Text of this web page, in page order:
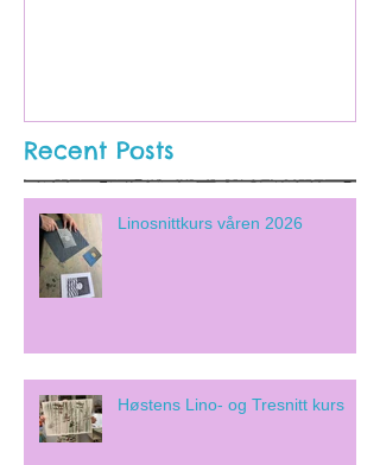
Recent Posts
Linosnittkurs våren 2026
Høstens Lino- og Tresnitt kurs